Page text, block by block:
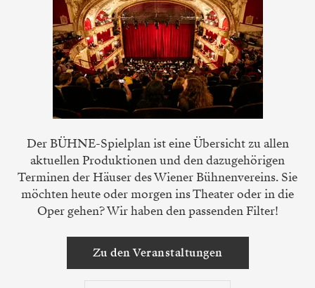
Der BÜHNE-Spielplan ist eine Übersicht zu allen
aktuellen Produktionen und den dazugehörigen
Terminen der Häuser des Wiener Bühnenvereins. Sie
möchten heute oder morgen ins Theater oder in die
Oper gehen? Wir haben den passenden Filter!
Zu den Veranstaltungen